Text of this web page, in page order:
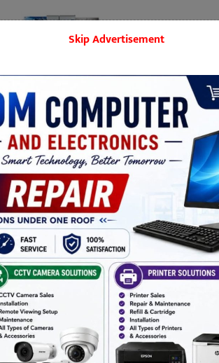
मनोरञ्जन शिक्षा समाज
Skip Advertisement